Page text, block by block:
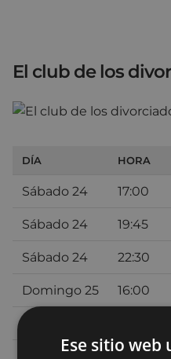
El club de los
DÍA HORA
Sábado 24 17:00
Sábado 24 19:45
Sábado 24 22:30
Domingo 25 16:00
Ese sitio web